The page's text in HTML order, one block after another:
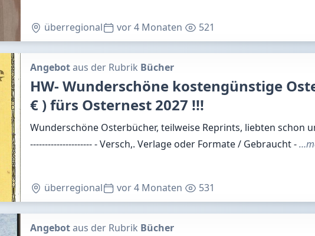
überregional vor 4 Monaten 521
Angebotaus der Rubrik Bücher
HW- Wunderschöne kostengünstige
€ ) fürs Osternest 2027 !!!
Wunderschöne Osterbücher, teilweise Reprints, liebten schon
--------------------- - Versch,. Verlage oder Formate / Gebraucht -
überregional vor 4 Monaten 531
Angebotaus der Rubrik Bücher